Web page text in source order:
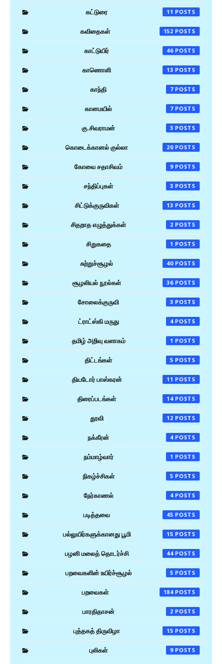
கட்டுரை 11
கவிதைகள் 152
காட்டுயிர் 46
காணொளி 13
காந்தி 7
கானமயில் 7
கு.சிவராமன் 3
கொடைக்கானல் குல்லா 20
கோவை சதாசிவம் 9
சந்திப்புகள் 3
சிட்டுக்குருவிகள் 13
சிதறாத எழுத்துக்கள் 2
சிறுகதை 1
சுற்றுச்சூழல் 40
சூழலியல் நூல்கள் 36
சோலைக்குருவி 3
ட்ராட்ஸ்கி மருது 4
தமிழ் அறிவு வளாகம் 1
திட்டங்கள் 5
தியடோர் பாஸ்கரன் 11
திரைப்படங்கள் 14
தூவி 12
நக்கீரன் 4
நம்மாழ்வார் 1
நிகழ்ச்சிகள் 5
நேர்காணல் 4
படித்தவை 45
பல்லுயிர்களுக்கானது பூமி 15
பழனி மலைத் தொடர்ச்சி 44
பறவைகளின் உயிர்ச்சூழல் 5
பறவைகள் 184
பாரதிதாசன் 2
புத்தகத் திருவிழா 15
புலிகள் 9